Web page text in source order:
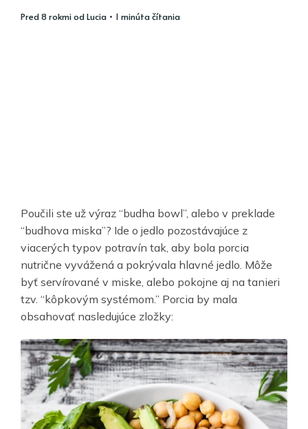
pred 8 rokmiodLucia • 1 minúta čítania
Poučili ste už výraz “budha bowl”, alebo v preklade
“budhova miska”? Ide o jedlo pozostávajúce z
viacerých typov potravín tak, aby bola porcia
nutrične vyvážená a pokrývala hlavné jedlo. Môže
byť servírované v miske, alebo pokojne aj na tanieri
tzv. “kôpkovým systémom.” Porcia by mala
obsahovať nasledujúce zložky: